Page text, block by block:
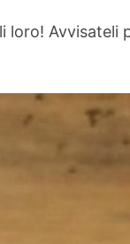
loro! Avvisateli